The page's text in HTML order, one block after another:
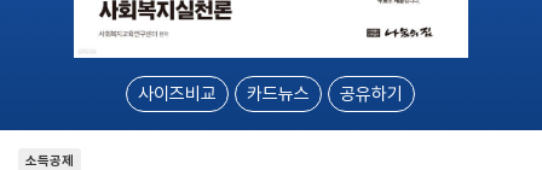
사이즈비교 카드뉴스 공유하기
소득공제